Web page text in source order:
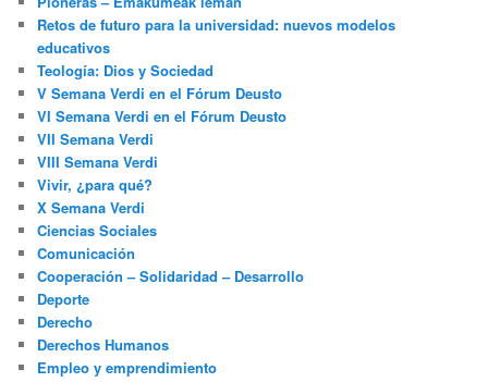
Retos de futuro para la universidad: nuevos modelos
educativos
Teología: Dios y Sociedad
V Semana Verdi en el Fórum Deusto
VI Semana Verdi en el Fórum Deusto
VII Semana Verdi
VIII Semana Verdi
Vivir, ¿para qué?
X Semana Verdi
Ciencias Sociales
Comunicación
Cooperación – Solidaridad – Desarrollo
Deporte
Derecho
Derechos Humanos
Empleo y emprendimiento